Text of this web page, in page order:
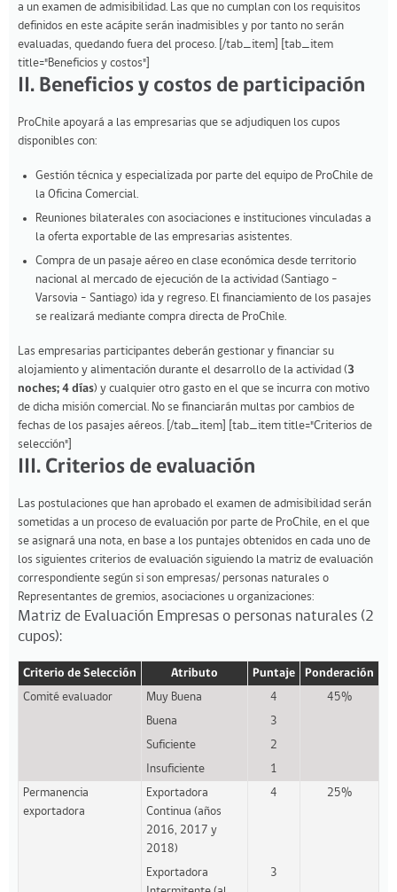
a un examen de admisibilidad. Las que no cumplan con los requisitos
definidos en este acápite serán inadmisibles y por tanto no serán
evaluadas, quedando fuera del proceso. [/tab_item] [tab_item
title="Beneficios y costos"]
II. Beneficios y costos de participación
ProChile apoyará a las empresarias que se adjudiquen los cupos
disponibles con:
Gestión técnica y especializada por parte del equipo de ProChile de
la Oficina Comercial.
Reuniones bilaterales con asociaciones e instituciones vinculadas a
la oferta exportable de las empresarias asistentes.
Compra de un pasaje aéreo en clase económica desde territorio
nacional al mercado de ejecución de la actividad (Santiago –
Varsovia – Santiago) ida y regreso. El financiamiento de los pasajes
se realizará mediante compra directa de ProChile.
Las empresarias participantes deberán gestionar y financiar su
alojamiento y alimentación durante el desarrollo de la actividad (3
noches; 4 días) y cualquier otro gasto en el que se incurra con motivo
de dicha misión comercial. No se financiarán multas por cambios de
fechas de los pasajes aéreos. [/tab_item] [tab_item title="Criterios de
selección"]
III. Criterios de evaluación
Las postulaciones que han aprobado el examen de admisibilidad serán
sometidas a un proceso de evaluación por parte de ProChile, en el que
se asignará una nota, en base a los puntajes obtenidos en cada uno de
los siguientes criterios de evaluación siguiendo la matriz de evaluación
correspondiente según si son empresas/ personas naturales o
Representantes de gremios, asociaciones u organizaciones:
Matriz de Evaluación Empresas o personas naturales (2
cupos):
Criterio de Selección Atributo Puntaje
Ponderación
Comité evaluador
Muy Buena 4
45%
Buena
3
Suficiente
2
Insuficiente
1
Permanencia
exportadora
Exportadora
Continua (años
2016, 2017 y
2018)
4 25%
Exportadora
3